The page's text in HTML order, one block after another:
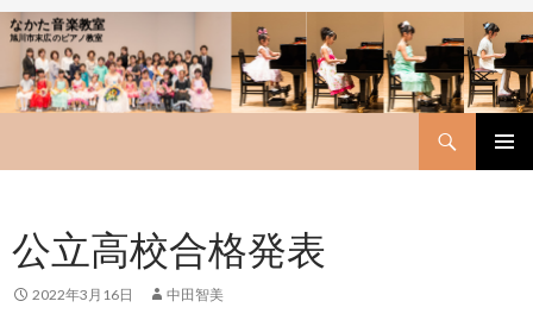
なかた音楽教室
旭川市末広のピアノ教室
公立高校合格発表
2022年3月16日 中田智美